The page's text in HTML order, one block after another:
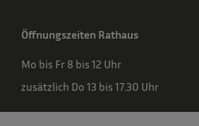
Öffnungszeiten Rathaus
Mo bis Fr 8 bis 12 Uhr
zusätzlich Do 13 bis 17.30 Uhr